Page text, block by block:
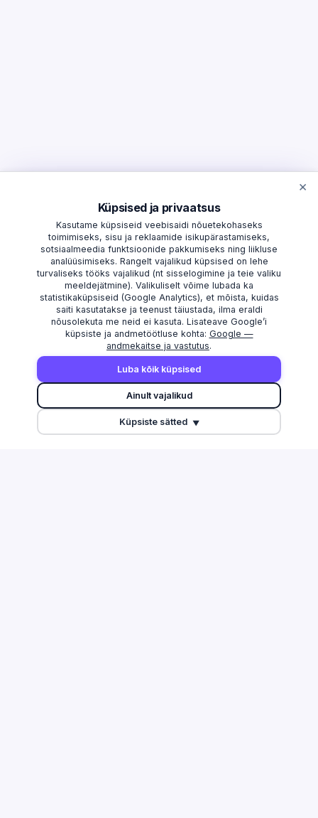
AVASTAMA
Edetabel
MAAKONNAD
Harju maakond
Tartu maakond
Pärnu maakond
×
Küpsised ja privaatsus
Kasutame küpsiseid veebisaidi nõuetekohaseks
toimimiseks, sisu ja reklaamide isikupärastamiseks,
sotsiaalmeedia funktsioonide pakkumiseks ning liikluse
analüüsimiseks. Rangelt vajalikud küpsised on lehe
turvaliseks tööks vajalikud (nt sisselogimine ja teie valiku
meeldejätmine). Valikuliselt võime lubada ka
statistikaküpsiseid (Google Analytics), et mõista, kuidas
saiti kasutatakse ja teenust täiustada, ilma eraldi
nõusolekuta me neid ei kasuta. Lisateave Google’i
küpsiste ja andmetöötluse kohta: Google —
andmekaitse ja vastutus.
Luba kõik küpsised
Ainult vajalikud
Küpsiste sätted ▼